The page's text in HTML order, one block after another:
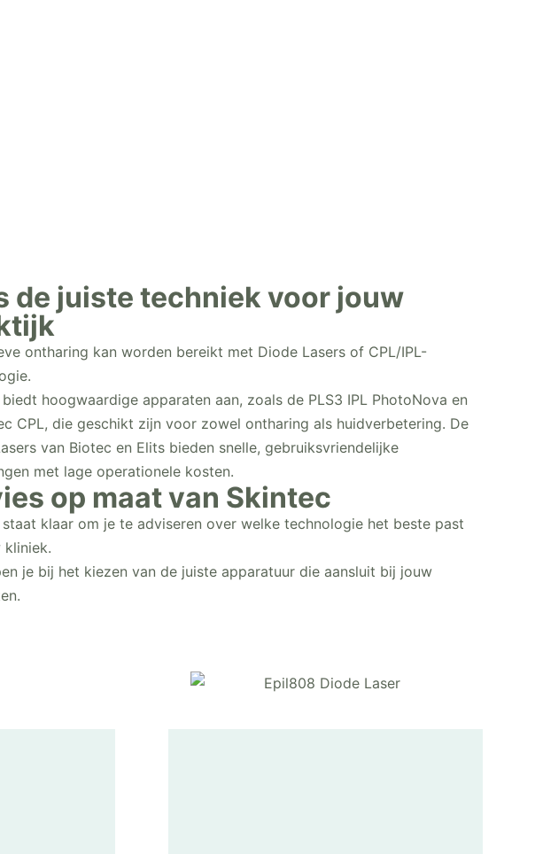
de juiste techniek voor jouw
ontharing kan worden bereikt met Diode Lasers of CPL/IPL-
hoogwaardige apparaten aan, zoals de PLS3 IPL PhotoNova en
CPL, die geschikt zijn voor zowel ontharing als huidverbetering. De
van Biotec en Elits bieden snelle, gebruiksvriendelijke
met lage operationele kosten.
op maat van Skintec
klaar om je te adviseren over welke technologie het beste past
kliniek.
je bij het kiezen van de juiste apparatuur die aansluit bij jouw